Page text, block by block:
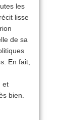
les
lisse
de sa
En fait,
et
bien.